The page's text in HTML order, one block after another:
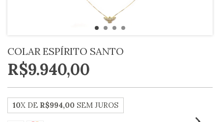
COLAR ESPÍRITO SANTO
R$9.940,00
10X DE R$994,00 SEM JUROS